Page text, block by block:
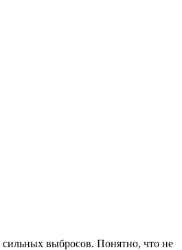
сильных выбросов. Понятно, что не